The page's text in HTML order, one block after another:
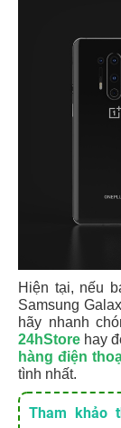
Hiện tại, nếu
Samsung
hãy nhanh
24hStore hay
hàng điện
tình nhất.
Tham khảo